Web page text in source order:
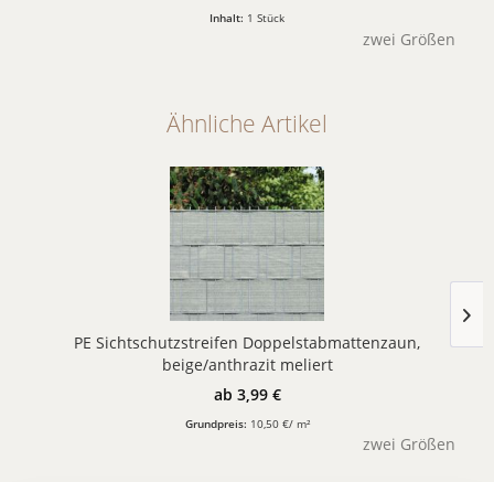
Inhalt: 1 Stück
zwei Größen
Ähnliche Artikel
PE Sichtschutzstreifen Doppelstabmattenzaun,
beige/anthrazit meliert
ab 3,99 €
Grundpreis: 10,50 €/ m²
zwei Größen